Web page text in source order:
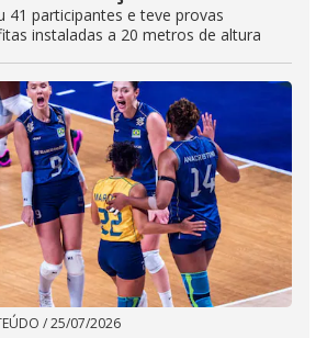
41 participantes e teve provas
instaladas a 20 metros de altura
/25/07/2026